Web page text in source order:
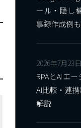
ール・隠し
事録作成例も
2026年7月23
RPAとAIエ
AI比較・連
解説